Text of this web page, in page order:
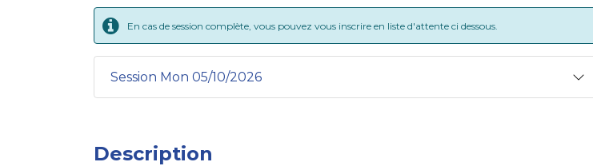
En cas de session complète, vous pouvez vous inscrire en liste d'attente ci dessous.
Session Mon 05/10/2026
Description